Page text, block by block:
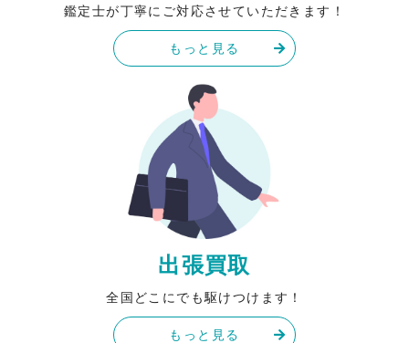
鑑定士が丁寧にご対応させていただきます！
もっと見る
出張買取
全国どこにでも駆けつけます！
もっと見る